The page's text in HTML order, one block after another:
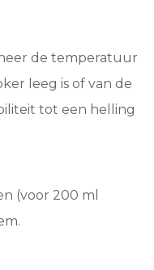
de temperatuur
leeg is of van de
tot een helling
(voor 200 ml